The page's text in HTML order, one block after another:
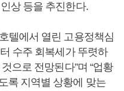
상 등을 추진한다.
텔에서 열린 고용정책심
수주 회복세가 뚜렷하
으로 전망된다”며 “업황
록 지역별 상황에 맞는